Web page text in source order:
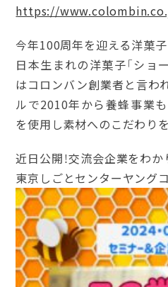
https://
今年100周年を迎える洋菓子
日本生まれの洋菓子「ショ
はコロンバン創業者と言わ
ルで2010年から養蜂事業
を使用し素材へのこだわり
近日公開！交流会企業をわか
東京しごとセンターヤング